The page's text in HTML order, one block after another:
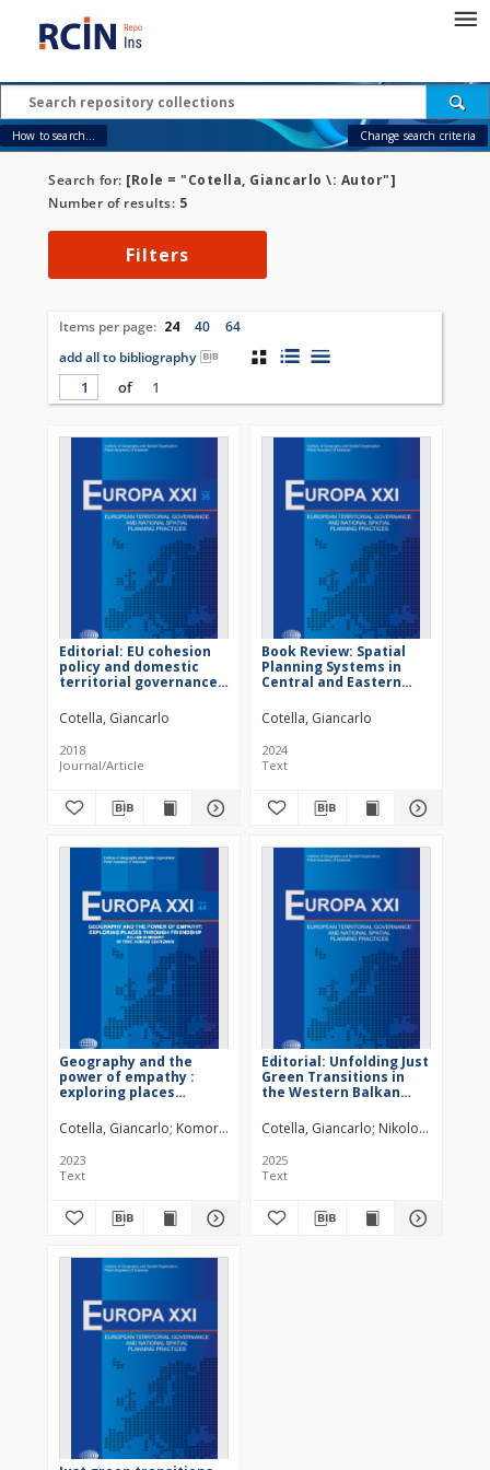
How to search... Change search criteria
Search for: [Role = "Cotella, Giancarlo \: Autor"]
Number of results: 5
Filters
Items per page: 24 40
64
add all to bibliography
of
1
Editorial: EU cohesion
policy and domestic
territorial governance.
cross-fertilization?
Cotella, Giancarlo
2018
Journal/Article
Book Review: Spatial
Planning Systems in
Central and Eastern
Review and Comparison
of Selected Issues
Cotella, Giancarlo
2024
Text
Geography and the
power of empathy :
exploring places
editorial
Cotella, Giancarlo Komornicki, Tomasz Szejgiec-Kolenda, Barbara
2023
Text
Editorial: Unfolding Just
Green Transitions in
the Western Balkan
Cotella, Giancarlo Nikolov, Marjan
2025
Text